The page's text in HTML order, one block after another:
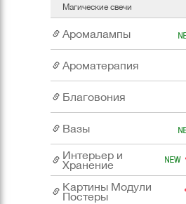
Магические свечи
Аромалампы
Ароматерапия
Благовония
Вазы
Интерьер и
Хранение
Картины Модули
Постеры